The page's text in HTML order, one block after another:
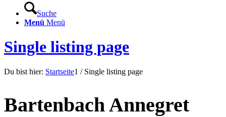
Suche
Menü Menü
Single listing page
Du bist hier: Startseite1 / Single listing page
Bartenbach Annegret